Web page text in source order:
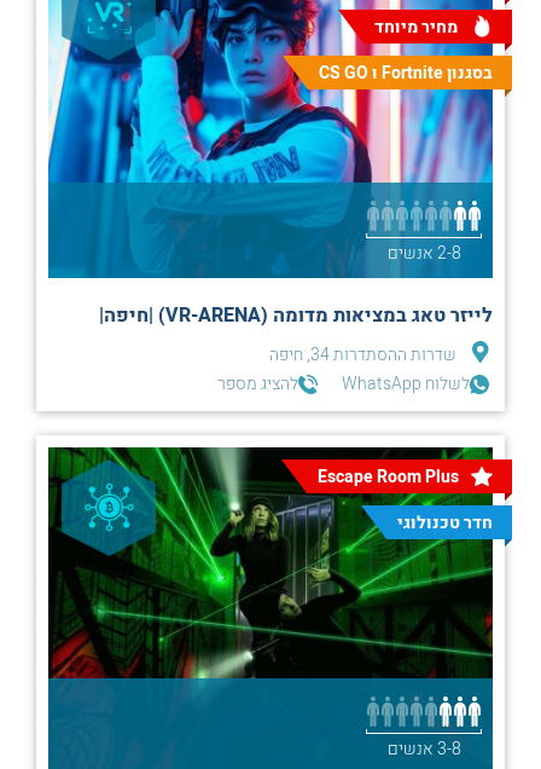
מחיר מיוחד
בסגנון Fortnite ו CS GO
2-8 אנשים
לייזר טאג במציאות מדומה (VR-ARENA) |חיפה|
שדרות ההסתדרות 34, חיפה
לשלוח WhatsApp
להציג מספר
Escape Room Plus
חדר טכנולוגי
3-8 אנשים